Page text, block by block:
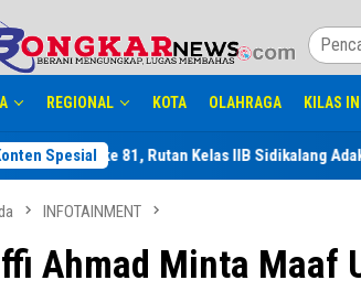
REGIONAL KOTA OLAHRAGA KILAS
Spesial
81, Rutan Kelas IIB Sidikalang Adakan Kegiatan
INFOTAINMENT
Ahmad Minta Maaf